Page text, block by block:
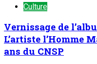
Culture
Vernissage de
L’artiste l’Homme
ans du CNSP